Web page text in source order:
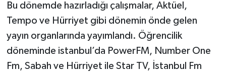
Bu dönemde hazırladığı çalışmalar, Aktüel,
Tempo ve Hürriyet gibi dönemin önde gelen
yayın organlarında yayımlandı. Öğrencilik
döneminde istanbul’da PowerFM, Number One
Fm, Sabah ve Hürriyet ile Star TV, İstanbul Fm